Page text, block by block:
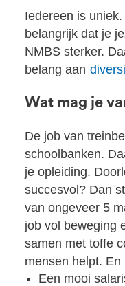
Iedereen is
belangrijk dat je
NMBS sterker.
belang aan
Wat mag je
De job van
schoolbanken.
je opleiding.
succesvol? Dan
van ongeveer 5
job vol beweging
samen met toffe
mensen helpt. En
Een mooi